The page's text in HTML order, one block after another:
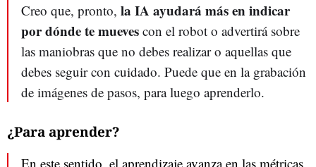
Creo que, pronto, la IA ayudará más en indicar
por dónde te mueves con el robot o advertirá sobre
las maniobras que no debes realizar o aquellas que
debes seguir con cuidado. Puede que en la grabación
de imágenes de pasos, para luego aprenderlo.
¿Para aprender?
En este sentido, el aprendizaje avanza en las métricas.